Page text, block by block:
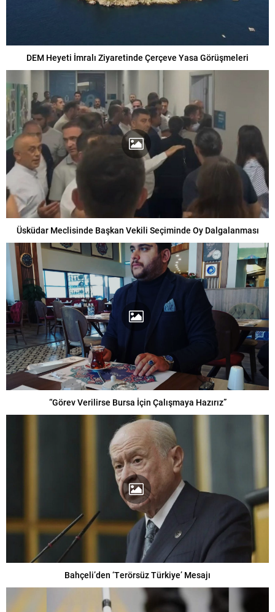
DEM Heyeti İmralı Ziyaretinde Çerçeve Yasa Görüşmeleri
Üsküdar Meclisinde Başkan Vekili Seçiminde Oy Dalgalanması
“Görev Verilirse Bursa İçin Çalışmaya Hazırız”
Bahçeli’den ‘Terörsüz Türkiye’ Mesajı